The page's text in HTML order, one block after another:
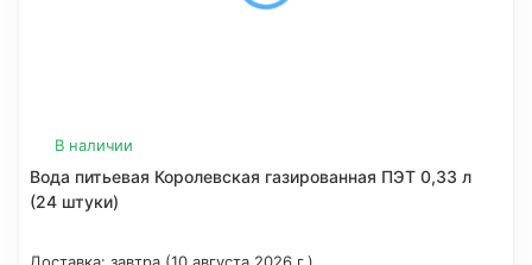
В наличии
Вода питьевая Королевская газированная ПЭТ 0,33 л
(24 штуки)